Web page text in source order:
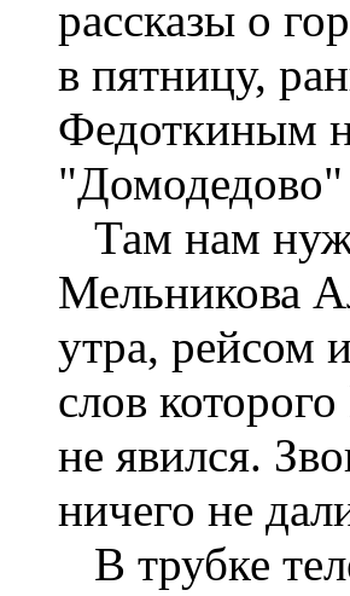
рассказы о
в пятницу,
Федоткиным
Там нам
Мельникова
утра, рейсом
слов
не явился.
ничего не
В трубке